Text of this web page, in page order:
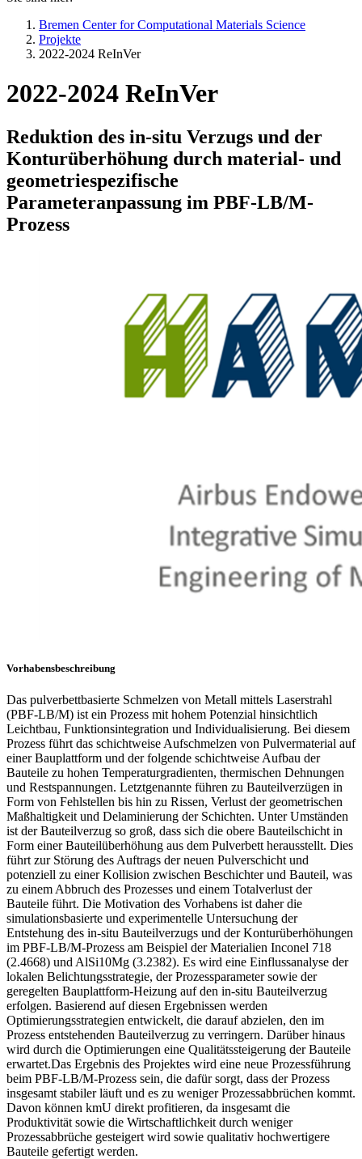
Bremen Center for Computational Materials Science
Projekte
2022-2024 ReInVer
2022-2024 ReInVer
Reduktion des in-situ Verzugs und der
Konturüberhöhung durch material- und
geometriespezifische
Parameteranpassung im PBF-LB/M-
Prozess
Vorhabensbeschreibung
Das pulverbettbasierte Schmelzen von Metall mittels Laserstrahl
(PBF-LB/M) ist ein Prozess mit hohem Potenzial hinsichtlich
Leichtbau, Funktionsintegration und Individualisierung. Bei diesem
Prozess führt das schichtweise Aufschmelzen von Pulvermaterial auf
einer Bauplattform und der folgende schichtweise Aufbau der
Bauteile zu hohen Temperaturgradienten, thermischen Dehnungen
und Restspannungen. Letztgenannte führen zu Bauteilverzügen in
Form von Fehlstellen bis hin zu Rissen, Verlust der geometrischen
Maßhaltigkeit und Delaminierung der Schichten. Unter Umständen
ist der Bauteilverzug so groß, dass sich die obere Bauteilschicht in
Form einer Bauteilüberhöhung aus dem Pulverbett herausstellt. Dies
führt zur Störung des Auftrags der neuen Pulverschicht und
potenziell zu einer Kollision zwischen Beschichter und Bauteil, was
zu einem Abbruch des Prozesses und einem Totalverlust der
Bauteile führt. Die Motivation des Vorhabens ist daher die
simulationsbasierte und experimentelle Untersuchung der
Entstehung des in-situ Bauteilverzugs und der Konturüberhöhungen
im PBF-LB/M-Prozess am Beispiel der Materialien Inconel 718
(2.4668) und AlSi10Mg (3.2382). Es wird eine Einflussanalyse der
lokalen Belichtungsstrategie, der Prozessparameter sowie der
geregelten Bauplattform-Heizung auf den in-situ Bauteilverzug
erfolgen. Basierend auf diesen Ergebnissen werden
Optimierungsstrategien entwickelt, die darauf abzielen, den im
Prozess entstehenden Bauteilverzug zu verringern. Darüber hinaus
wird durch die Optimierungen eine Qualitätssteigerung der Bauteile
erwartet.Das Ergebnis des Projektes wird eine neue Prozessführung
beim PBF-LB/M-Prozess sein, die dafür sorgt, dass der Prozess
insgesamt stabiler läuft und es zu weniger Prozessabbrüchen kommt.
Davon können kmU direkt profitieren, da insgesamt die
Produktivität sowie die Wirtschaftlichkeit durch weniger
Prozessabbrüche gesteigert wird sowie qualitativ hochwertigere
Bauteile gefertigt werden.